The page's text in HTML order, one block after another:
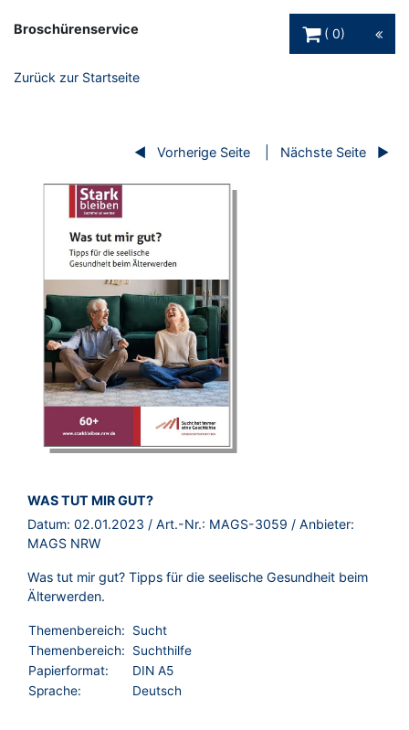
Broschürenservice
0
Zurück zur Startseite
Vorherige Seite Nächste Seite
BROSCHÜRE:
WAS TUT MIR GUT?
Datum: 02.01.2023 / Art.-Nr.: MAGS-3059 / Anbieter:
MAGS NRW
Was tut mir gut? Tipps für die seelische Gesundheit beim
Älterwerden.
Themenbereich:
Sucht
Themenbereich:
Suchthilfe
Papierformat:
DIN A5
Sprache:
Deutsch